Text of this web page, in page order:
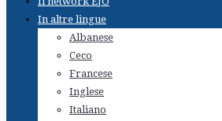
In altre lingue
Albanese
Ceco
Francese
Inglese
Italiano